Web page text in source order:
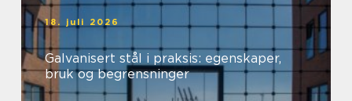
18. juli 2026
Galvanisert stål i praksis: egenskaper,
bruk og begrensninger